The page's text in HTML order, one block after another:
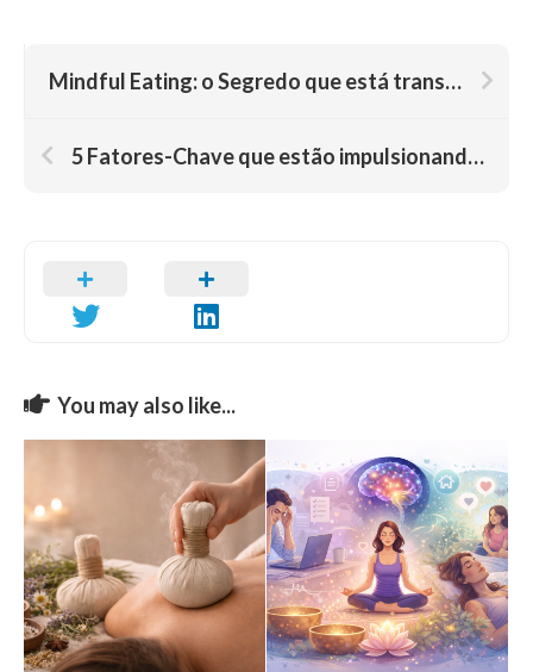
Mindful Eating: o Segredo que está transformando o Emagrecimento e o tratamento da Obesidade
5 Fatores-Chave que estão impulsionando a Revolução do Coaching em Saúde Integrativa
You may also like...